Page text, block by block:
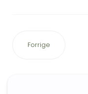
Forrige